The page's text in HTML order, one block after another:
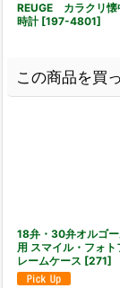
REUGE カラクリ懐
時計 [197-4801]
この商品を買
18弁・30弁オルゴ
用 スマイル・フォト
レームケース [271]